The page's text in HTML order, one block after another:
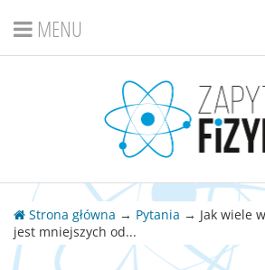
MENU
Strona główna → Pytania → Jak wiele
jest mniejszych od...